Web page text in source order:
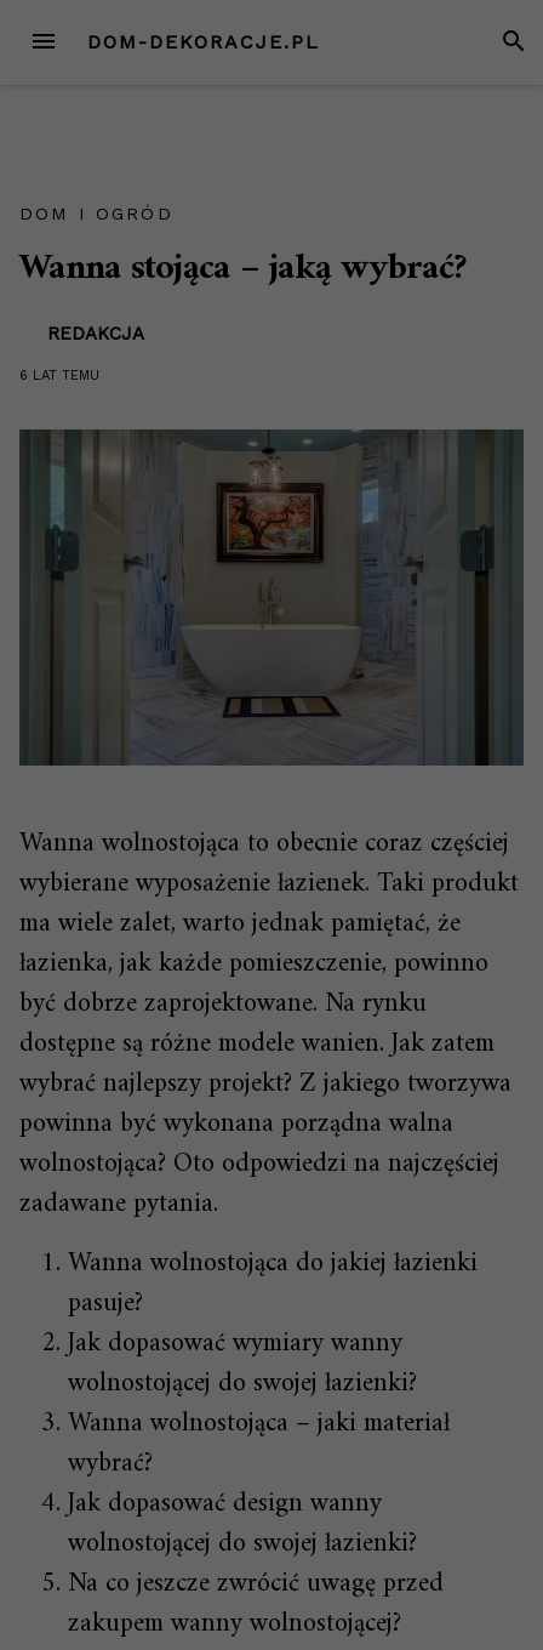
MENU DOM-DEKORACJE.PL
DOM I OGRÓD
Wanna stojąca – jaką wybrać?
REDAKCJA
6 LAT TEMU
Wanna wolnostojąca to obecnie coraz częściej
wybierane wyposażenie łazienek. Taki produkt
ma wiele zalet, warto jednak pamiętać, że
łazienka, jak każde pomieszczenie, powinno
być dobrze zaprojektowane. Na rynku
dostępne są różne modele wanien. Jak zatem
wybrać najlepszy projekt? Z jakiego tworzywa
powinna być wykonana porządna walna
wolnostojąca? Oto odpowiedzi na najczęściej
zadawane pytania.
Wanna wolnostojąca do jakiej łazienki
pasuje?
Jak dopasować wymiary wanny
wolnostojącej do swojej łazienki?
Wanna wolnostojąca – jaki materiał
wybrać?
Jak dopasować design wanny
wolnostojącej do swojej łazienki?
Na co jeszcze zwrócić uwagę przed
zakupem wanny wolnostojącej?